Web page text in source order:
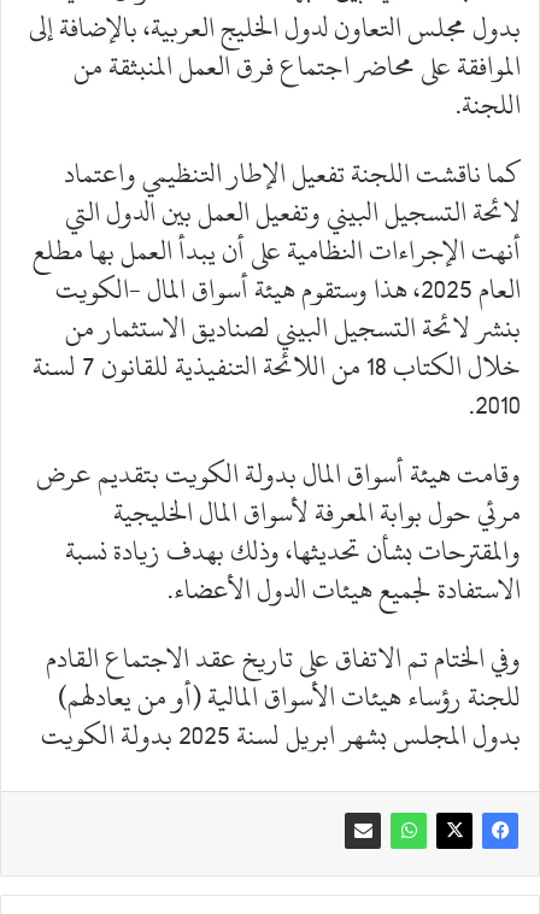
بدول مجلس التعاون لدول الخليج العربية، بالإضافة إلى
الموافقة على محاضر اجتماع فرق العمل المنبثقة من
اللجنة.
كما ناقشت اللجنة تفعيل الإطار التنظيمي واعتماد
لائحة التسجيل البيني وتفعيل العمل بين الدول التي
أنهت الإجراءات النظامية على أن يبدأ العمل بها مطلع
العام 2025، هذا وستقوم هيئة أسواق المال -الكويت
بنشر لائحة التسجيل البيني لصناديق الاستثمار من
خلال الكتاب 18 من اللائحة التنفيذية للقانون 7 لسنة
2010.
وقامت هيئة أسواق المال بدولة الكويت بتقديم عرض
مرئي حول بوابة المعرفة لأسواق المال الخليجية
والمقترحات بشأن تحديثها، وذلك بهدف زيادة نسبة
الاستفادة لجميع هيئات الدول الأعضاء.
وفي الختام تم الاتفاق على تاريخ عقد الاجتماع القادم
للجنة رؤساء هيئات الأسواق المالية (أو من يعادلهم)
بدول المجلس بشهر ابريل لسنة 2025 بدولة الكويت